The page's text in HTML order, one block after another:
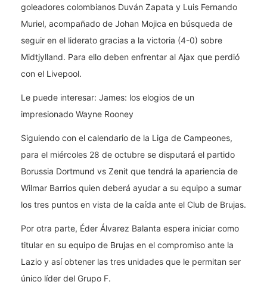
goleadores colombianos Duván Zapata y Luis Fernando
Muriel, acompañado de Johan Mojica en búsqueda de
seguir en el liderato gracias a la victoria (4-0) sobre
Midtjylland. Para ello deben enfrentar al Ajax que perdió
con el Livepool.
Le puede interesar: James: los elogios de un
impresionado Wayne Rooney
Siguiendo con el calendario de la Liga de Campeones,
para el miércoles 28 de octubre se disputará el partido
Borussia Dortmund vs Zenit que tendrá la apariencia de
Wilmar Barrios quien deberá ayudar a su equipo a sumar
los tres puntos en vista de la caída ante el Club de Brujas.
Por otra parte, Éder Álvarez Balanta espera iniciar como
titular en su equipo de Brujas en el compromiso ante la
Lazio y así obtener las tres unidades que le permitan ser
único líder del Grupo F.